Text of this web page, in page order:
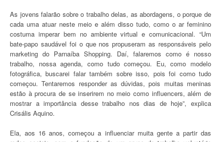
As jovens falarão sobre o trabalho delas, as abordagens, o porque de
cada uma atuar neste meio e além disso tudo, como o ar feminino
costuma imperar bem no ambiente virtual e comunicacional. “Um
bate-papo saudável foi o que nos propuseram as responsáveis pelo
marketing do Parnaíba Shopping. Daí, falaremos como é nosso
trabalho, nossa agenda, como tudo começou. Eu, como modelo
fotográfica, buscarei falar também sobre isso, pois foi como tudo
começou. Tentaremos responder as dúvidas, pois muitas meninas
estão à procura de se inserirem no meio como influencers, além de
mostrar a importância desse trabalho nos dias de hoje”, explica
Crisális Aquino.
Ela, aos 16 anos, começou a influenciar muita gente a partir das